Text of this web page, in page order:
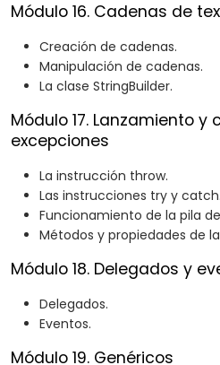
Módulo 16. Cadenas de
Creación de cadenas.
Manipulación de cadenas.
La clase StringBuilder.
Módulo 17. Lanzamiento y
excepciones
La instrucción throw.
Las instrucciones try y catch.
Funcionamiento de la pila
Métodos y propiedades de
Módulo 18. Delegados y
Delegados.
Eventos.
Módulo 19. Genéricos